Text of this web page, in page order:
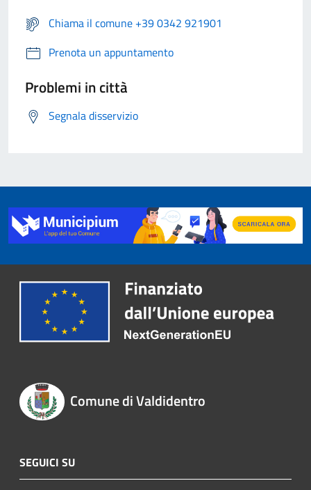
Chiama il comune +39 0342 921901
Prenota un appuntamento
Problemi in città
Segnala disservizio
Comune di Valdidentro
SEGUICI SU